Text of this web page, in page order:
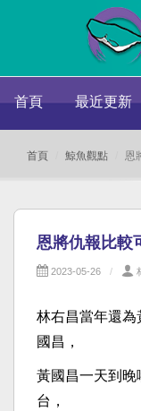
首頁 最近更新
首頁 鯨魚觀點 恩
恩將仇報比較
2023-05-26
林右昌當年還
國昌，
黃國昌一天到晚
台，